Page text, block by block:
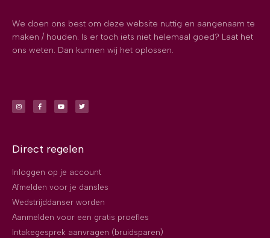
We doen ons best om deze website nuttig en aangenaam te
maken / houden. Is er toch iets niet helemaal goed? Laat het
ons weten. Dan kunnen wij het oplossen.
Direct regelen
Inloggen op je account
Afmelden voor je dansles
Wedstrijddanser worden
Aanmelden voor een gratis proefles
Intakegesprek aanvragen (bruidsparen)